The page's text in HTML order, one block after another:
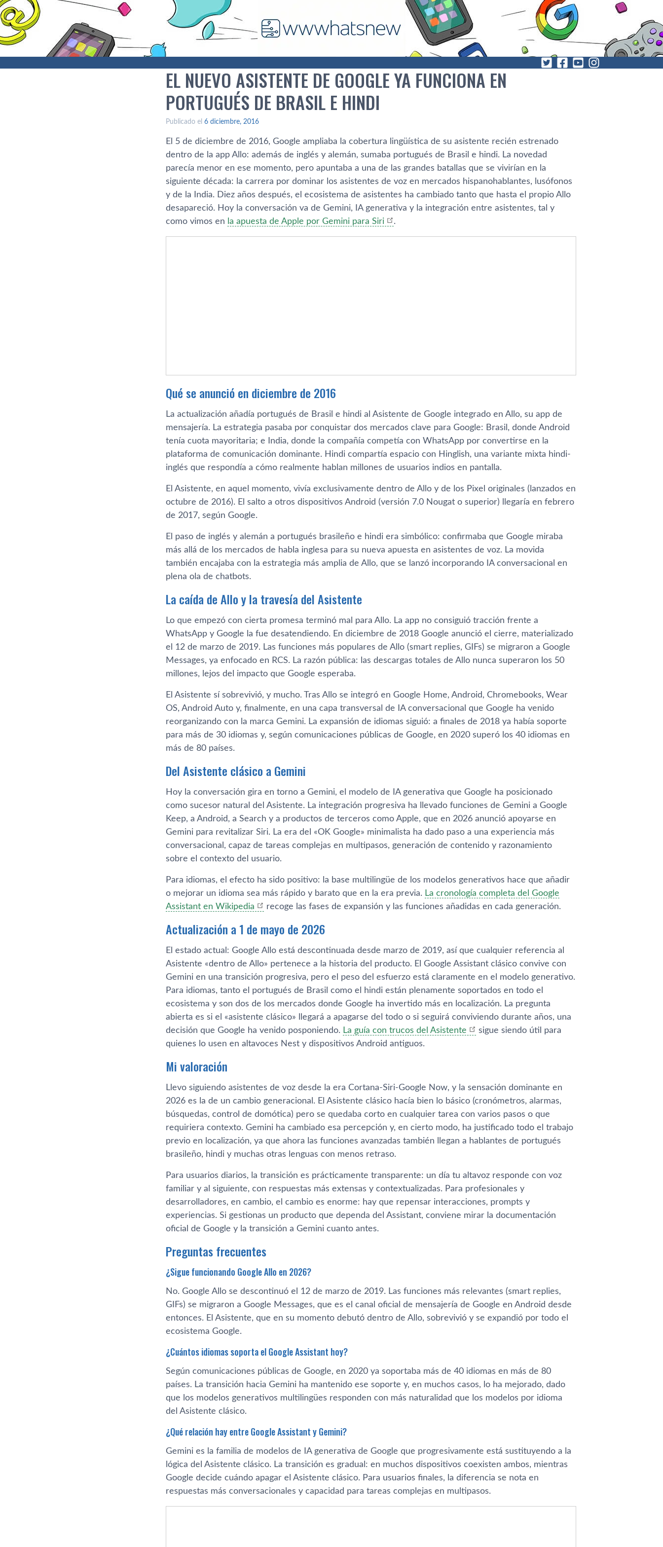
EL NUEVO ASISTENTE DE GOOGLE YA FUNCIONA EN
PORTUGUÉS DE BRASIL E HINDI
Publicado el 6 diciembre, 2016
El 5 de diciembre de 2016, Google ampliaba la cobertura lingüística de su asistente recién estrenado
dentro de la app Allo: además de inglés y alemán, sumaba portugués de Brasil e hindi. La novedad
parecía menor en ese momento, pero apuntaba a una de las grandes batallas que se vivirían en la
siguiente década: la carrera por dominar los asistentes de voz en mercados hispanohablantes, lusófonos
y de la India. Diez años después, el ecosistema de asistentes ha cambiado tanto que hasta el propio Allo
desapareció. Hoy la conversación va de Gemini, IA generativa y la integración entre asistentes, tal y
como vimos en la apuesta de Apple por Gemini para Siri .
Qué se anunció en diciembre de 2016
La actualización añadía portugués de Brasil e hindi al Asistente de Google integrado en Allo, su app de
mensajería. La estrategia pasaba por conquistar dos mercados clave para Google: Brasil, donde Android
tenía cuota mayoritaria; e India, donde la compañía competía con WhatsApp por convertirse en la
plataforma de comunicación dominante. Hindi compartía espacio con Hinglish, una variante mixta hindi-
inglés que respondía a cómo realmente hablan millones de usuarios indios en pantalla.
El Asistente, en aquel momento, vivía exclusivamente dentro de Allo y de los Pixel originales (lanzados en
octubre de 2016). El salto a otros dispositivos Android (versión 7.0 Nougat o superior) llegaría en febrero
de 2017, según Google.
El paso de inglés y alemán a portugués brasileño e hindi era simbólico: confirmaba que Google miraba
más allá de los mercados de habla inglesa para su nueva apuesta en asistentes de voz. La movida
también encajaba con la estrategia más amplia de Allo, que se lanzó incorporando IA conversacional en
plena ola de chatbots.
La caída de Allo y la travesía del Asistente
Lo que empezó con cierta promesa terminó mal para Allo. La app no consiguió tracción frente a
WhatsApp y Google la fue desatendiendo. En diciembre de 2018 Google anunció el cierre, materializado
el 12 de marzo de 2019. Las funciones más populares de Allo (smart replies, GIFs) se migraron a Google
Messages, ya enfocado en RCS. La razón pública: las descargas totales de Allo nunca superaron los 50
millones, lejos del impacto que Google esperaba.
El Asistente sí sobrevivió, y mucho. Tras Allo se integró en Google Home, Android, Chromebooks, Wear
OS, Android Auto y, finalmente, en una capa transversal de IA conversacional que Google ha venido
reorganizando con la marca Gemini. La expansión de idiomas siguió: a finales de 2018 ya había soporte
para más de 30 idiomas y, según comunicaciones públicas de Google, en 2020 superó los 40 idiomas en
más de 80 países.
Del Asistente clásico a Gemini
Hoy la conversación gira en torno a Gemini, el modelo de IA generativa que Google ha posicionado
como sucesor natural del Asistente. La integración progresiva ha llevado funciones de Gemini a Google
Keep, a Android, a Search y a productos de terceros como Apple, que en 2026 anunció apoyarse en
Gemini para revitalizar Siri. La era del «OK Google» minimalista ha dado paso a una experiencia más
conversacional, capaz de tareas complejas en multipasos, generación de contenido y razonamiento
sobre el contexto del usuario.
Para idiomas, el efecto ha sido positivo: la base multilingüe de los modelos generativos hace que añadir
o mejorar un idioma sea más rápido y barato que en la era previa. La cronología completa del Google
Assistant en Wikipedia
recoge las fases de expansión y las funciones añadidas en cada generación.
Actualización a 1 de mayo de 2026
El estado actual: Google Allo está descontinuada desde marzo de 2019, así que cualquier referencia al
Asistente «dentro de Allo» pertenece a la historia del producto. El Google Assistant clásico convive con
Gemini en una transición progresiva, pero el peso del esfuerzo está claramente en el modelo generativo.
Para idiomas, tanto el portugués de Brasil como el hindi están plenamente soportados en todo el
ecosistema y son dos de los mercados donde Google ha invertido más en localización. La pregunta
abierta es si el «asistente clásico» llegará a apagarse del todo o si seguirá conviviendo durante años, una
decisión que Google ha venido posponiendo. La guía con trucos del Asistente
sigue siendo útil para
quienes lo usen en altavoces Nest y dispositivos Android antiguos.
Mi valoración
Llevo siguiendo asistentes de voz desde la era Cortana-Siri-Google Now, y la sensación dominante en
2026 es la de un cambio generacional. El Asistente clásico hacía bien lo básico (cronómetros, alarmas,
búsquedas, control de domótica) pero se quedaba corto en cualquier tarea con varios pasos o que
requiriera contexto. Gemini ha cambiado esa percepción y, en cierto modo, ha justificado todo el trabajo
previo en localización, ya que ahora las funciones avanzadas también llegan a hablantes de portugués
brasileño, hindi y muchas otras lenguas con menos retraso.
Para usuarios diarios, la transición es prácticamente transparente: un día tu altavoz responde con voz
familiar y al siguiente, con respuestas más extensas y contextualizadas. Para profesionales y
desarrolladores, en cambio, el cambio es enorme: hay que repensar interacciones, prompts y
experiencias. Si gestionas un producto que dependa del Assistant, conviene mirar la documentación
oficial de Google y la transición a Gemini cuanto antes.
Preguntas frecuentes
¿Sigue funcionando Google Allo en 2026?
No. Google Allo se descontinuó el 12 de marzo de 2019. Las funciones más relevantes (smart replies,
GIFs) se migraron a Google Messages, que es el canal oficial de mensajería de Google en Android desde
entonces. El Asistente, que en su momento debutó dentro de Allo, sobrevivió y se expandió por todo el
ecosistema Google.
¿Cuántos idiomas soporta el Google Assistant hoy?
Según comunicaciones públicas de Google, en 2020 ya soportaba más de 40 idiomas en más de 80
países. La transición hacia Gemini ha mantenido ese soporte y, en muchos casos, lo ha mejorado, dado
que los modelos generativos multilingües responden con más naturalidad que los modelos por idioma
del Asistente clásico.
¿Qué relación hay entre Google Assistant y Gemini?
Gemini es la familia de modelos de IA generativa de Google que progresivamente está sustituyendo a la
lógica del Asistente clásico. La transición es gradual: en muchos dispositivos coexisten ambos, mientras
Google decide cuándo apagar el Asistente clásico. Para usuarios finales, la diferencia se nota en
respuestas más conversacionales y capacidad para tareas complejas en multipasos.